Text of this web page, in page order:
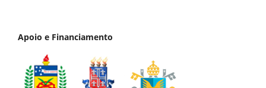
Apoio e Financiamento